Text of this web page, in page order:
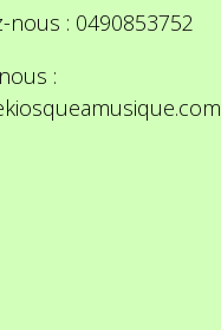
nous : 0490853752
: